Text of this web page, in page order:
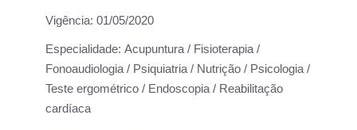
Vigência: 01/05/2020
Especialidade: Acupuntura / Fisioterapia /
Fonoaudiologia / Psiquiatria / Nutrição / Psicologia /
Teste ergométrico / Endoscopia / Reabilitação
cardíaca